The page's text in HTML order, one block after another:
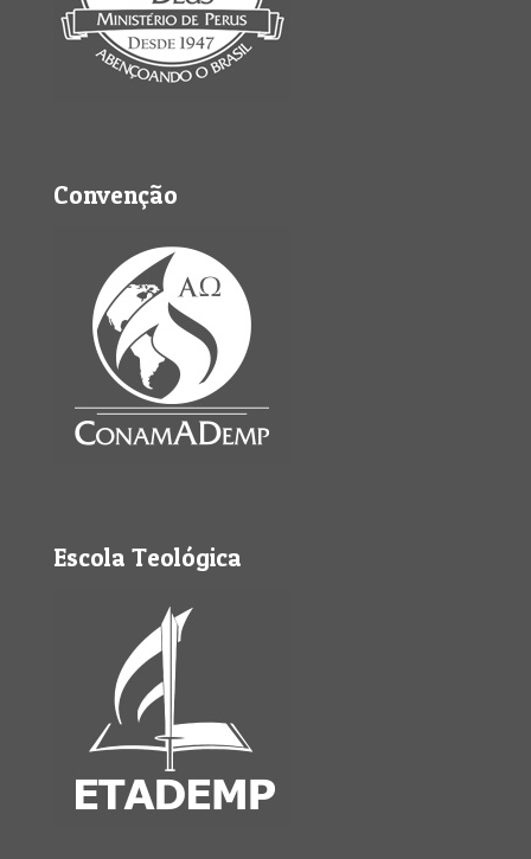
Convenção
Escola Teológica